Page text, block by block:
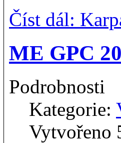
Číst dál:
ME GPC
Podrobnosti
Kategorie:
Vytvořeno